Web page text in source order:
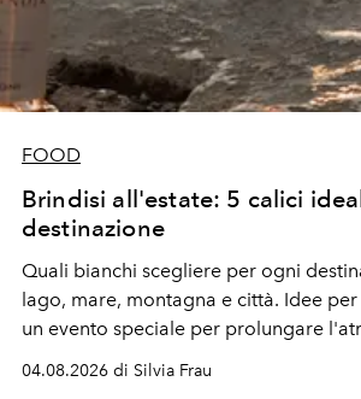
FOOD
Brindisi all'estate: 5 calici
destinazione
Quali bianchi scegliere per ogni
lago, mare, montagna e città. Idee
un evento speciale per prolungare
04.08.2026 di Silvia Frau